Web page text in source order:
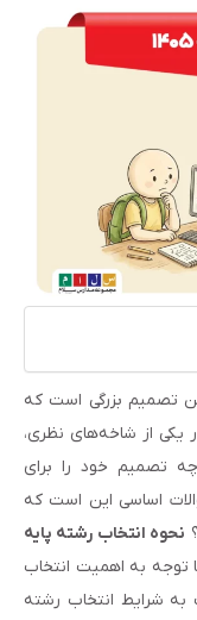
نهم به دهم در سال 1405 اولین تصمیم بزرگی است که
یکی از شاخه‌های نظری،
تصمیم خود را برای
اساسی این است که
نحوه انتخاب رشته پایه
توجه به اهمیت انتخاب
به شرایط انتخاب رشته